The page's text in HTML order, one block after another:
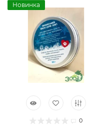
Новинка
0